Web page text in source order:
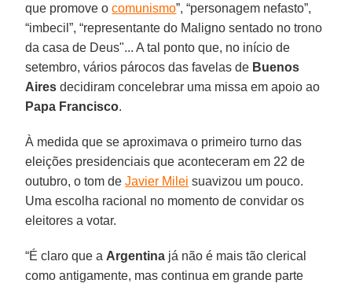
que promove ocomunismo”, “personagem nefasto”,
“imbecil”, “representante do Maligno sentado no trono
da casa de Deus"... A tal ponto que, no início de
setembro, vários párocos das favelas de Buenos
Aires decidiram concelebrar uma missa em apoio ao
Papa Francisco.
À medida que se aproximava o primeiro turno das
eleições presidenciais que aconteceram em 22 de
outubro, o tom deJavier Milei suavizou um pouco.
Uma escolha racional no momento de convidar os
eleitores a votar.
“É claro que a Argentina já não é mais tão clerical
como antigamente, mas continua em grande parte